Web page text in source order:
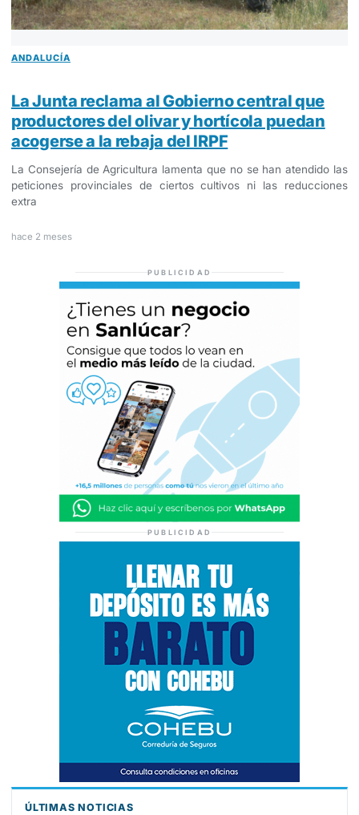
ANDALUCÍA
La Junta reclama al Gobierno central que
productores del olivar y hortícola puedan
acogerse a la rebaja del IRPF
La Consejería de Agricultura lamenta que no se han atendido las
peticiones provinciales de ciertos cultivos ni las reducciones
extra
hace 2 meses
PUBLICIDAD
PUBLICIDAD
ÚLTIMAS NOTICIAS